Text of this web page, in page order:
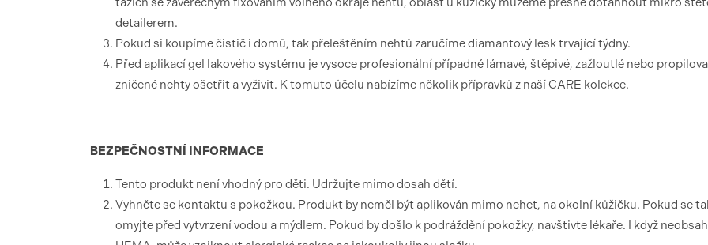
detailerem.
Pokud si koupíme čistič i domů, tak přeleštěním nehtů zaručíme diamantový lesk trvající týdny.
Před aplikací gel lakového systému je vysoce profesionální případné lámavé, štěpivé, zažloutlé nebo
zničené nehty ošetřit a vyživit. K tomuto účelu nabízíme několik přípravků z naší CARE kolekce.
BEZPEČNOSTNÍ INFORMACE
Tento produkt není vhodný pro děti. Udržujte mimo dosah dětí.
Vyhněte se kontaktu s pokožkou. Produkt by neměl být aplikován mimo nehet, na okolní kůžičku. Pokud se
omyjte před vytvrzení vodou a mýdlem. Pokud by došlo k podráždění pokožky, navštivte lékaře. I když